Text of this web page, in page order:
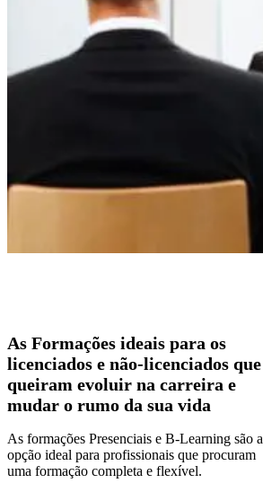
As Formações ideais para os
licenciados e não-licenciados que
queiram evoluir na carreira e
mudar o rumo da sua vida
As formações Presenciais e B-Learning são a
opção ideal para profissionais que procuram
uma formação completa e flexível.